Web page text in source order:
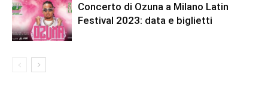
Concerto di Ozuna a Milano Latin
Festival 2023: data e biglietti